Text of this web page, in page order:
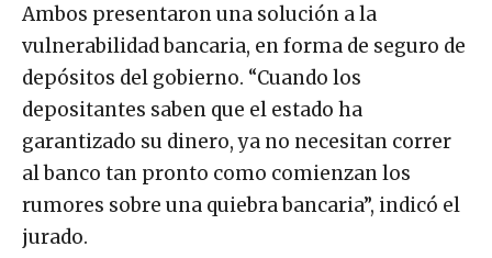
Ambos presentaron una solución a la
vulnerabilidad bancaria, en forma de seguro de
depósitos del gobierno. “Cuando los
depositantes saben que el estado ha
garantizado su dinero, ya no necesitan correr
al banco tan pronto como comienzan los
rumores sobre una quiebra bancaria”, indicó el
jurado.